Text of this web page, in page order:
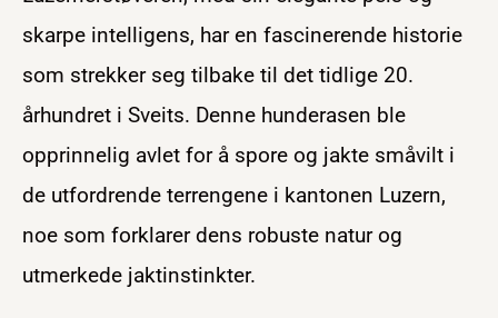
skarpe intelligens, har en fascinerende historie
som strekker seg tilbake til det tidlige 20.
århundret i Sveits. Denne hunderasen ble
opprinnelig avlet for å spore og jakte småvilt i
de utfordrende terrengene i kantonen Luzern,
noe som forklarer dens robuste natur og
utmerkede jaktinstinkter.